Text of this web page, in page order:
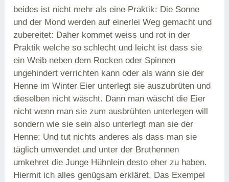
beides ist nicht mehr als eine Praktik: Die Sonne
und der Mond werden auf einerlei Weg gemacht und
zubereitet: Daher kommet weiss und rot in der
Praktik welche so schlecht und leicht ist dass sie
ein Weib neben dem Rocken oder Spinnen
ungehindert verrichten kann oder als wann sie der
Henne im Winter Eier unterlegt sie auszubrüten und
dieselben nicht wäscht. Dann man wäscht die Eier
nicht wenn man sie zum ausbrühten unterlegen will
sondern wie sie sein also unterlegt man sie der
Henne: Und tut nichts anderes als dass man sie
täglich umwendet und unter der Bruthennen
umkehret die Junge Hühnlein desto eher zu haben.
Hiermit ich alles genügsam erkläret. Das Exempel